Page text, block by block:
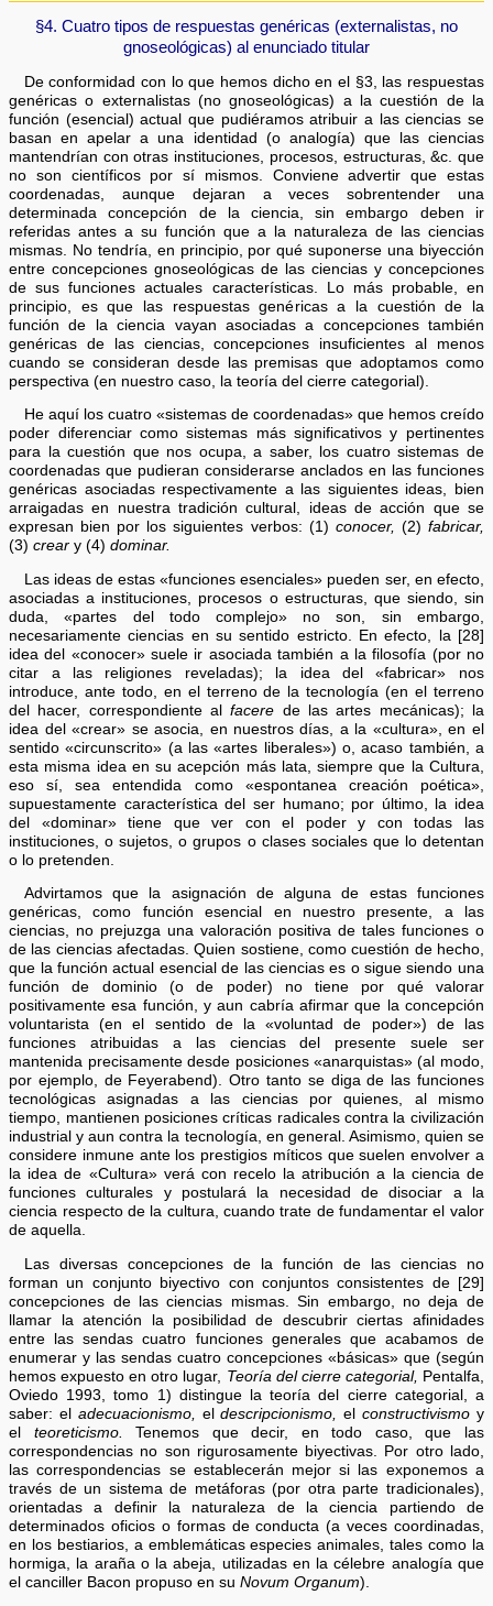
§4. Cuatro tipos de respuestas genéricas (externalistas, no
gnoseológicas) al enunciado titular
De conformidad con lo que hemos dicho en el §3, las respuestas
genéricas o externalistas (no gnoseológicas) a la cuestión de la
función (esencial) actual que pudiéramos atribuir a las ciencias se
basan en apelar a una identidad (o analogía) que las ciencias
mantendrían con otras instituciones, procesos, estructuras, &c. que
no son científicos por sí mismos. Conviene advertir que estas
coordenadas, aunque dejaran a veces sobrentender una
determinada concepción de la ciencia, sin embargo deben ir
referidas antes a su función que a la naturaleza de las ciencias
mismas. No tendría, en principio, por qué suponerse una biyección
entre concepciones gnoseológicas de las ciencias y concepciones
de sus funciones actuales características. Lo más probable, en
principio, es que las respuestas genéricas a la cuestión de la
función de la ciencia vayan asociadas a concepciones también
genéricas de las ciencias, concepciones insuficientes al menos
cuando se consideran desde las premisas que adoptamos como
perspectiva (en nuestro caso, la teoría del cierre categorial).
He aquí los cuatro «sistemas de coordenadas» que hemos creído
poder diferenciar como sistemas más significativos y pertinentes
para la cuestión que nos ocupa, a saber, los cuatro sistemas de
coordenadas que pudieran considerarse anclados en las funciones
genéricas asociadas respectivamente a las siguientes ideas, bien
arraigadas en nuestra tradición cultural, ideas de acción que se
expresan bien por los siguientes verbos: (1) conocer, (2) fabricar,
(3)crear y (4)dominar.
Las ideas de estas «funciones esenciales» pueden ser, en efecto,
asociadas a instituciones, procesos o estructuras, que siendo, sin
duda, «partes del todo complejo» no son, sin embargo,
necesariamente ciencias en su sentido estricto. En efecto, la [28]
idea del «conocer» suele ir asociada también a la filosofía (por no
citar a las religiones reveladas); la idea del «fabricar» nos
introduce, ante todo, en el terreno de la tecnología (en el terreno
del hacer, correspondiente alfacere de las artes mecánicas); la
idea del «crear» se asocia, en nuestros días, a la «cultura», en el
sentido «circunscrito» (a las «artes liberales») o, acaso también, a
esta misma idea en su acepción más lata, siempre que la Cultura,
eso sí, sea entendida como «espontanea creación poética»,
supuestamente característica del ser humano; por último, la idea
del «dominar» tiene que ver con el poder y con todas las
instituciones, o sujetos, o grupos o clases sociales que lo detentan
o lo pretenden.
Advirtamos que la asignación de alguna de estas funciones
genéricas, como función esencial en nuestro presente, a las
ciencias, no prejuzga una valoración positiva de tales funciones o
de las ciencias afectadas. Quien sostiene, como cuestión de hecho,
que la función actual esencial de las ciencias es o sigue siendo una
función de dominio (o de poder) no tiene por qué valorar
positivamente esa función, y aun cabría afirmar que la concepción
voluntarista (en el sentido de la «voluntad de poder») de las
funciones atribuidas a las ciencias del presente suele ser
mantenida precisamente desde posiciones «anarquistas» (al modo,
por ejemplo, de Feyerabend). Otro tanto se diga de las funciones
tecnológicas asignadas a las ciencias por quienes, al mismo
tiempo, mantienen posiciones críticas radicales contra la civilización
industrial y aun contra la tecnología, en general. Asimismo, quien se
considere inmune ante los prestigios míticos que suelen envolver a
la idea de «Cultura» verá con recelo la atribución a la ciencia de
funciones culturales y postulará la necesidad de disociar a la
ciencia respecto de la cultura, cuando trate de fundamentar el valor
de aquella.
Las diversas concepciones de la función de las ciencias no
forman un conjunto biyectivo con conjuntos consistentes de [29]
concepciones de las ciencias mismas. Sin embargo, no deja de
llamar la atención la posibilidad de descubrir ciertas afinidades
entre las sendas cuatro funciones generales que acabamos de
enumerar y las sendas cuatro concepciones «básicas» que (según
hemos expuesto en otro lugar, Teoría del cierre categorial, Pentalfa,
Oviedo 1993, tomo 1) distingue la teoría del cierre categorial, a
saber: el adecuacionismo, eldescripcionismo, elconstructivismo y
el teoreticismo.
Tenemos que decir, en todo caso, que las
correspondencias no son rigurosamente biyectivas. Por otro lado,
las correspondencias se establecerán mejor si las exponemos a
través de un sistema de metáforas (por otra parte tradicionales),
orientadas a definir la naturaleza de la ciencia partiendo de
determinados oficios o formas de conducta (a veces coordinadas,
en los bestiarios, a emblemáticas especies animales, tales como la
hormiga, la araña o la abeja, utilizadas en la célebre analogía que
el canciller Bacon propuso en suNovum Organum).